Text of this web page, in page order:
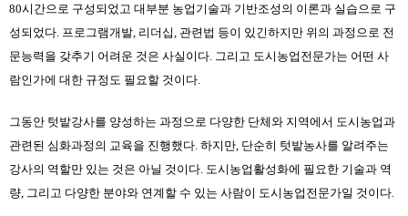
80시간으로 구성되었고 대부분 농업기술과 기반조성의 이론과 실습으로 구
성되었다. 프로그램개발, 리더십, 관련법 등이 있긴하지만 위의 과정으로 전
문능력을 갖추기 어려운 것은 사실이다. 그리고 도시농업전문가는 어떤 사
람인가에 대한 규정도 필요할 것이다.
그동안 텃밭강사를 양성하는 과정으로 다양한 단체와 지역에서 도시농업과
관련된 심화과정의 교육을 진행했다. 하지만, 단순히 텃밭농사를 알려주는
강사의 역할만 있는 것은 아닐 것이다. 도시농업활성화에 필요한 기술과 역
량, 그리고 다양한 분야와 연계할 수 있는 사람이 도시농업전문가일 것이다.